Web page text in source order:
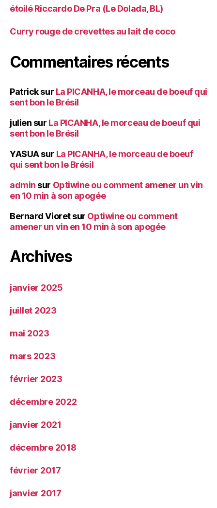
étoilé Riccardo De Pra (Le Dolada, BL)
Curry rouge de crevettes au lait de coco
Commentaires récents
Patricksur La PICANHA, le morceau de boeuf qui
sent bon le Brésil
julien sur La PICANHA, le morceau de boeuf qui
sent bon le Brésil
YASUAsur La PICANHA, le morceau de boeuf
qui sent bon le Brésil
admin sur Optiwine ou comment amener un vin
en 10 min à son apogée
Bernard Vioretsur Optiwine ou comment
amener un vin en 10 min à son apogée
Archives
janvier 2025
juillet 2023
mai 2023
mars 2023
février 2023
décembre 2022
janvier 2021
décembre 2018
février 2017
janvier 2017